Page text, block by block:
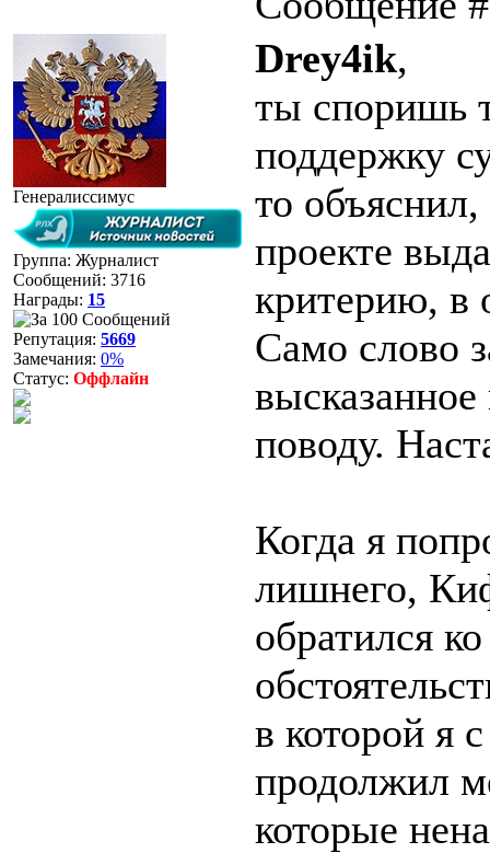
Генералиссимус
Группа: Журналист
Сообщений: 3716
Награды: 15
Репутация: 5669
Замечания: 0%
Статус: Оффлайн
Drey4ik,
ты споришь
поддержку
то объяснил,
проекте
критерию, в
Само слово
поводу.
Когда я
лишнего,
обратился
в которой я
продолжил
которые